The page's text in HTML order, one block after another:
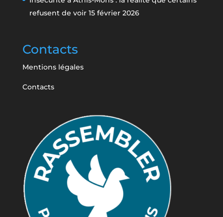
refusent de voir 15 février 2026
Contacts
Mentions légales
Contacts